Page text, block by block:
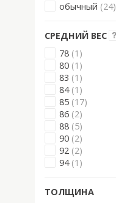
обычный (24)
СРЕДНИЙ ВЕС
78 (1)
80 (1)
83 (1)
84 (1)
85 (17)
86 (2)
88 (5)
90 (2)
92 (2)
94 (1)
ТОЛЩИНА